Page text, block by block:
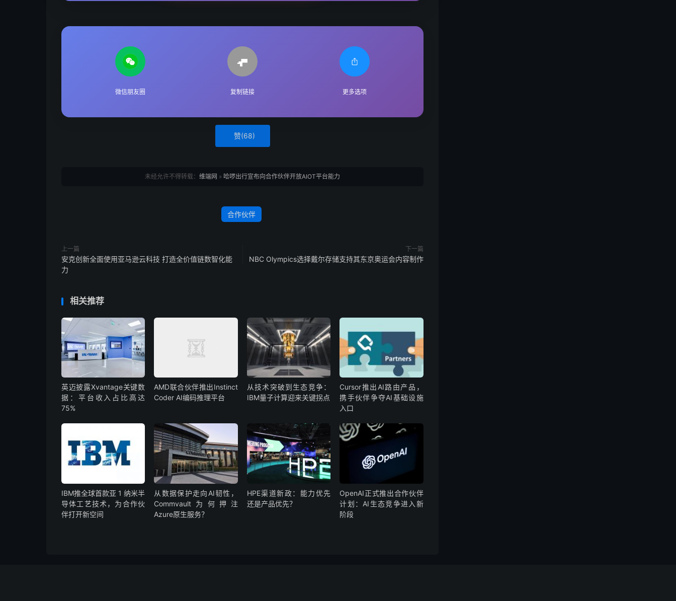
微信朋友圈 复制链接 更多选项
赞(68)
未经允许不得转载： 维端网 » 哈啰出行宣布向合作伙伴开放AIOT平台能力
合作伙伴
上一篇
安克创新全面使用亚马逊云科技 打造全价值链数智化能
力
下一篇
NBC Olympics选择戴尔存储支持其东京奥运会内容制作
相关推荐
英迈披露Xvantage关键数
据：平台收入占比高达
75%
AMD联合伙伴推出Instinct
Coder AI编码推理平台
从技术突破到生态竞争：
IBM量子计算迎来关键拐点
Cursor推出AI路由产品，
携手伙伴争夺AI基础设施
入口
IBM‌推全球首款‌亚 1 纳米半
导体工艺技术，为合作伙
伴打开新空间
从数据保护走向AI韧性，
Commvault为何押注
Azure原生服务？
HPE渠道新政：能力优先
还是产品优先？
OpenAI正式推出合作伙伴
计划：AI生态竞争进入新
阶段